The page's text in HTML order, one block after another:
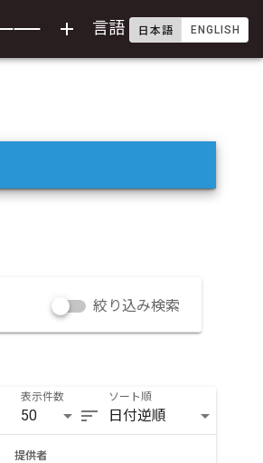
add 言語 日本語 ENGLISH
絞り込み検索
表示件数
50 sort
ソート順
日付逆順
提供者